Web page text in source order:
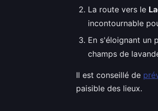
La route vers le
incontournable
En s'éloignant un
champs de
Il est conseillé de
paisible des lieux.